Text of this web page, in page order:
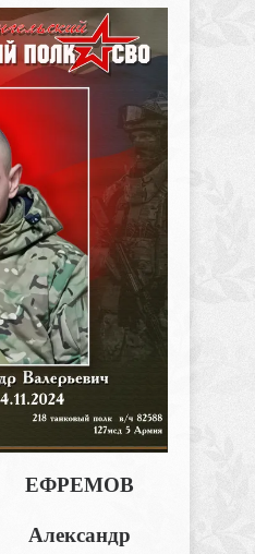
ЕФРЕМОВ
Александр